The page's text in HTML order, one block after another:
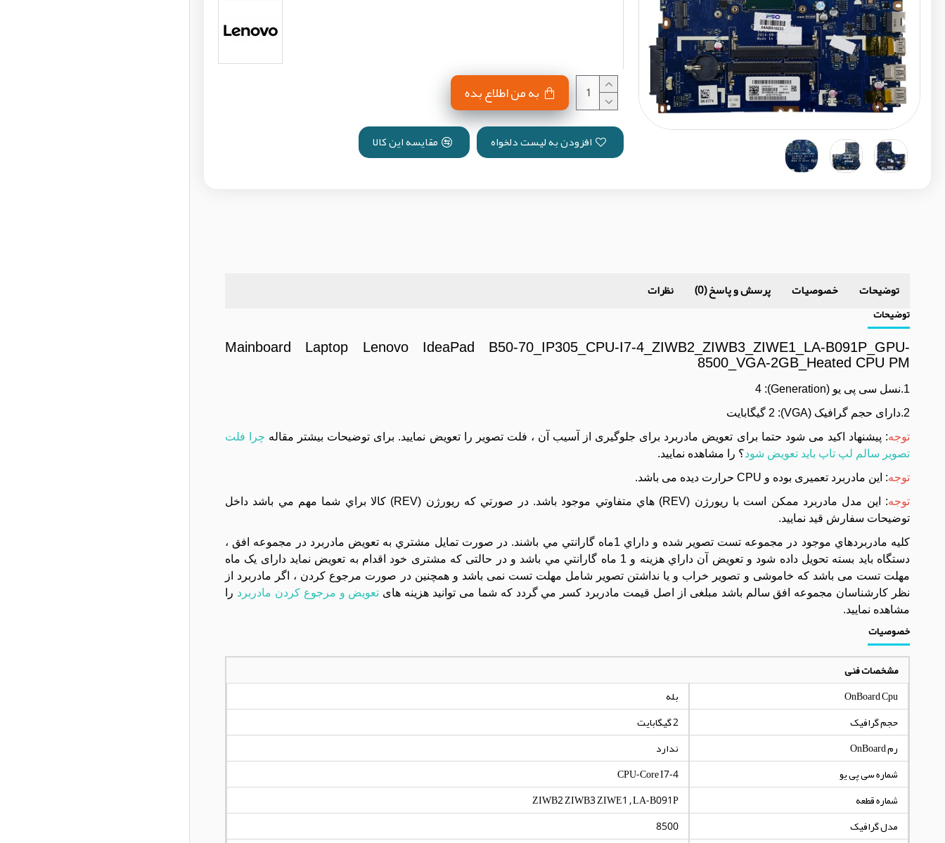
به من اطلاع بده
افزودن به لیست دلخواه مقایسه این کالا
توضیحات خصوصیات پرسش و پاسخ (0) نظرات
توضیحات
Mainboard Laptop Lenovo IdeaPad B50-70_IP305_CPU-I7-4_ZIWB2_ZIWB3_ZIWE1_LA-B091P_GPU-
8500_VGA-2GB_Heated CPU PM
1.نسل سی پی یو (Generation): 4
2.دارای حجم گرافیک (VGA): 2 گیگابایت
توجه: پیشنهاد اکید می شود حتما برای تعویض مادربرد برای جلوگیری از آسیب آن ، فلت تصویر را تعویض نمایید. برای توضیحات بیشتر مقاله چرا فلت
تصویر سالم لپ تاپ باید تعویض شود؟ را مشاهده نمایید.
توجه: این مادربرد تعمیری بوده و CPU حرارت دیده می باشد.
توجه
: اين مدل مادربرد ممکن است با ريورژن (REV) هاي متفاوتي موجود باشد. در صورتي که ريورژن (REV) کالا براي شما مهم مي باشد داخل
توضيحات سفارش قيد نماييد.
کليه مادربردهاي موجود در مجموعه تست تصوير شده و داراي 1ماه گارانتي مي باشند. در صورت تمايل مشتري به تعويض مادربرد در مجموعه افق ،
دستگاه بايد بسته تحويل داده شود و تعويض آن داراي هزينه و 1 ماه گارانتي مي باشد و در حالتی که مشتری خود اقدام به تعویض نماید دارای یک ماه
مهلت تست می باشد که خاموشی و تصویر خراب و یا نداشتن تصویر شامل مهلت تست نمی باشد و همچنین در صورت مرجوع کردن ، اگر مادربرد از
نظر کارشناسان مجموعه افق سالم باشد مبلغی از اصل قیمت مادربرد کسر مي گردد که شما می توانید هزینه های تعویض و مرجوع کردن مادربرد را
مشاهده نمایید.
خصوصیات
مشخصات فنی
OnBoard Cpu
بله
حجم گرافیک
2 گیگابایت
رم OnBoard
ندارد
شماره سی پی یو
CPU-Core I7-4
شماره قطعه
ZIWB2 ZIWB3 ZIWE1 , LA-B091P
مدل گرافیک
8500